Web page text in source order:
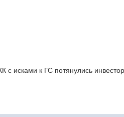
исками к ГС потянулись